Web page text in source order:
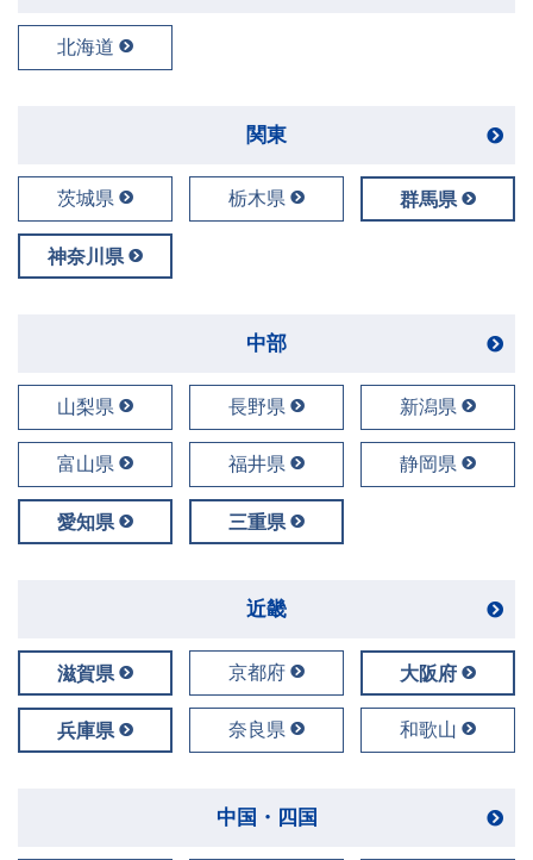
北海道
関東
茨城県 栃木県 群馬県
神奈川県
中部
山梨県 長野県 新潟県
富山県 福井県 静岡県
愛知県 三重県
近畿
滋賀県 京都府 大阪府
兵庫県 奈良県 和歌山
中国・四国